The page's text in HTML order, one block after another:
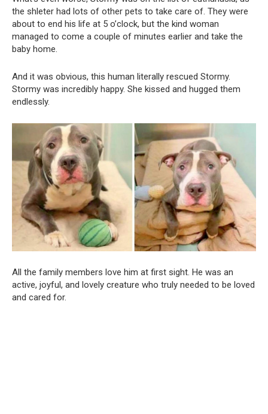
the shleter had lots of other pets to take care of. They were
about to end his life at 5 o’clock, but the kind woman
managed to come a couple of minutes earlier and take the
baby home.
And it was obvious, this human literally rescued Stormy.
Stormy was incredibly happy. She kissed and hugged them
endlessly.
All the family members love him at first sight. He was an
active, joyful, and lovely creature who truly needed to be loved
and cared for.